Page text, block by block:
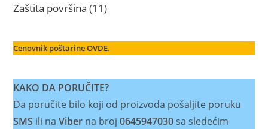
Zaštita površina 1111
Cenovnik poštarine OVDE.
KAKO DA PORUČITE?
Da poručite bilo koji od proizvoda pošaljite poruku
SMS ili naViber na broj0645947030sa sledećim